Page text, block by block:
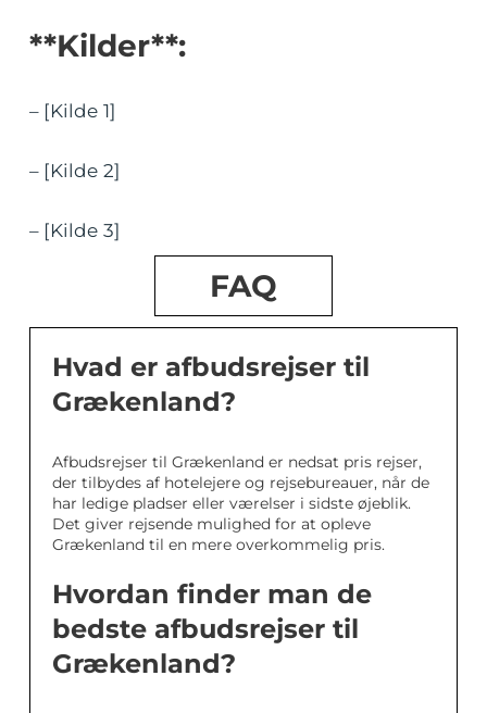
**Kilder**:
– [Kilde 1]
– [Kilde 2]
– [Kilde 3]
FAQ
Hvad er afbudsrejser til
Grækenland?
Afbudsrejser til Grækenland er nedsat pris rejser,
der tilbydes af hotelejere og rejsebureauer, når de
har ledige pladser eller værelser i sidste øjeblik.
Det giver rejsende mulighed for at opleve
Grækenland til en mere overkommelig pris.
Hvordan finder man de
bedste afbudsrejser til
Grækenland?